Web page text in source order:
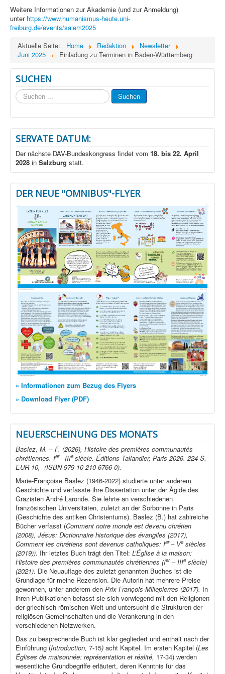
Weitere Informationen zur Akademie (und zur Anmeldung)
unter https://www.humanismus-heute.uni-
freiburg.de/events/salem2025
Aktuelle Seite:
Home Redaktion
Newsletter
Juni 2025
Einladung zu Terminen in Baden-Württemberg
SUCHEN
Suchen
...
Suchen
SERVATE DATUM:
Der nächste DAV-Bundeskongress findet vom 18. bis 22. April
2028 in Salzburg statt.
DER NEUE "OMNIBUS"-FLYER
» Informationen zum Bezug des Flyers
» Download Flyer (PDF)
NEUERSCHEINUNG DES MONATS
Baslez, M. – F. (2026), Histoire des premières communautés
chrétiennes. Ier- IIIe siècle. Éditions Tallandier, Paris 2026. 224 S.
EUR 10,- (ISBN 979-10-210-6766-0).
Marie-Françoise Baslez (1946-2022) studierte unter anderem
Geschichte und verfasste ihre Dissertation unter der Ägide des
Gräzisten André Laronde. Sie lehrte an verschiedenen
französischen Universitäten, zuletzt an der Sorbonne in Paris
(Geschichte des antiken Christentums). Baslez (B.) hat zahlreiche
Bücher verfasst (Comment notre monde est devenu chrétien
(2008), Jésus: Dictionnaire historique des évangiles (2017),
Comment les chrétiens sont devenus catholiques: Ier– Ve siècles
(2019)). Ihr letztes Buch trägt den Titel: L’Église à la maison:
Histoire des premières communautés chrétiennes (Ier– IIIe siècle)
(2021). Die Neuauflage des zuletzt genannten Buches ist die
Grundlage für meine Rezension. Die Autorin hat mehrere Preise
gewonnen, unter anderem den Prix François-Millepierres (2017). In
ihren Publikationen befasst sie sich vorwiegend mit den Religionen
der griechisch-römischen Welt und untersucht die Strukturen der
religiösen Gemeinschaften und die Verankerung in den
verschiedenen Netzwerken.
Das zu besprechende Buch ist klar gegliedert und enthält nach der
Einführung (Introduction, 7-15) acht Kapitel. Im ersten Kapitel (Les
Églises de maisonnée: représentation et réalité, 17-34) werden
wesentliche Grundbegriffe erläutert, deren Kenntnis für das